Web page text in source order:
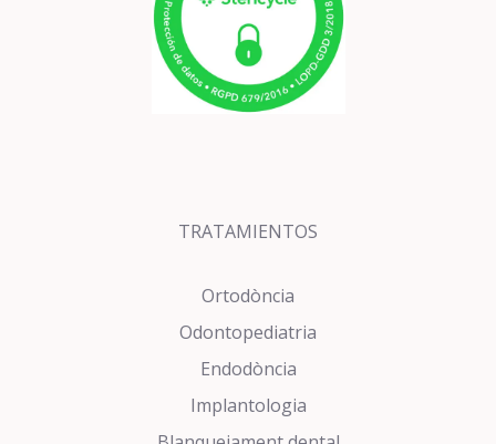
TRATAMIENTOS
Ortodòncia
Odontopediatria
Endodòncia
Implantologia